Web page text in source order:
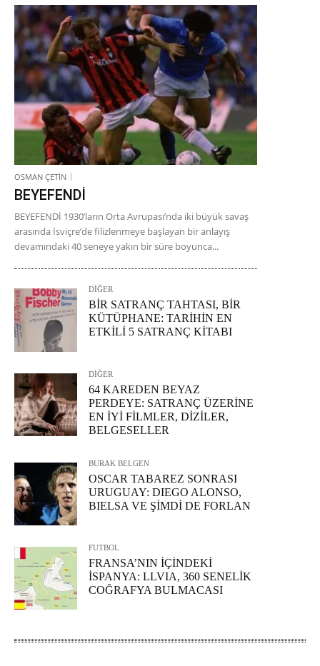
OSMAN ÇETİN
BEYEFENDİ
BEYEFENDİ 1930’ların Orta Avrupası’nda iki büyük savaş
arasında İsviçre’de filizlenmeye başlayan bir anlayış
devamındaki 40 seneye yakın bir süre boyunca...
DİĞER
BİR SATRANÇ TAHTASI, BİR
KÜTÜPHANE: TARİHİN EN
ETKİLİ 5 SATRANÇ KİTABI
DİĞER
64 KAREDEN BEYAZ
PERDEYE: SATRANÇ ÜZERİNE
EN İYİ FİLMLER, DİZİLER,
BELGESELLER
BURAK BELGEN
OSCAR TABAREZ SONRASI
URUGUAY: DIEGO ALONSO,
BIELSA VE ŞİMDİ DE FORLAN
FUTBOL
FRANSA’NIN İÇİNDEKİ
İSPANYA: LLVIA, 360 SENELİK
COĞRAFYA BULMACASI